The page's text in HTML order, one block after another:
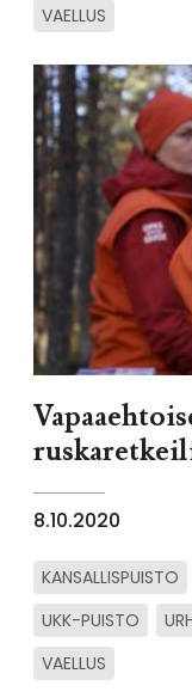
VAELLUS
8.10.2020
KANSALLISPUISTO
UKK-PUISTO
VAELLUS